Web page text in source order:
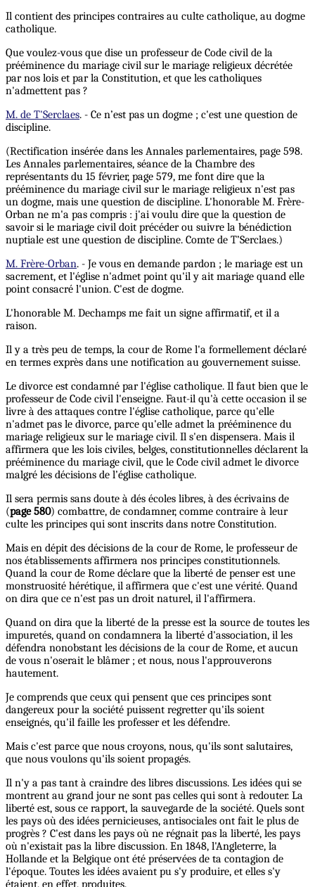
Il contient des principes contraires au culte catholique, au dogme
catholique.
Que voulez-vous que dise un professeur de Code civil de la
prééminence du mariage civil sur le mariage religieux décrétée
par nos lois et par la Constitution, et que les catholiques
n'admettent pas ?
M. de T'Serclaes. - Ce n’est pas un dogme ; c'est une question de
discipline.
(Rectification insérée dans les Annales parlementaires, page 598.
Les Annales parlementaires, séance de la Chambre des
représentants du 15 février, page 579, me font dire que la
prééminence du mariage civil sur le mariage religieux n'est pas
un dogme, mais une question de discipline. L'honorable M. Frère-
Orban ne m'a pas compris : j'ai voulu dire que la question de
savoir si le mariage civil doit précéder ou suivre la bénédiction
nuptiale est une question de discipline. Comte de T’Serclaes.)
M. Frère-Orban. - Je vous en demande pardon ; le mariage est un
sacrement, et l'église n'admet point qu'il y ait mariage quand elle
point consacré l'union. C'est de dogme.
L'honorable M. Dechamps me fait un signe affirmatif, et il a
raison.
Il y a très peu de temps, la cour de Rome l'a formellement déclaré
en termes exprès dans une notification au gouvernement suisse.
Le divorce est condamné par l'église catholique. Il faut bien que le
professeur de Code civil l'enseigne. Faut-il qu'à cette occasion il se
livre à des attaques contre l'église catholique, parce qu'elle
n'admet pas le divorce, parce qu'elle admet la prééminence du
mariage religieux sur le mariage civil. Il s'en dispensera. Mais il
affirmera que les lois civiles, belges, constitutionnelles déclarent la
prééminence du mariage civil, que le Code civil admet le divorce
malgré les décisions de l’église catholique.
Il sera permis sans doute à dés écoles libres, à des écrivains de
(page 580) combattre, de condamner, comme contraire à leur
culte les principes qui sont inscrits dans notre Constitution.
Mais en dépit des décisions de la cour de Rome, le professeur de
nos établissements affirmera nos principes constitutionnels.
Quand la cour de Rome déclare que la liberté de penser est une
monstruosité hérétique, il affirmera que c'est une vérité. Quand
on dira que ce n'est pas un droit naturel, il l'affirmera.
Quand on dira que la liberté de la presse est la source de toutes les
impuretés, quand on condamnera la liberté d'association, il les
défendra nonobstant les décisions de la cour de Rome, et aucun
de vous n'oserait le blâmer ; et nous, nous l'approuverons
hautement.
Je comprends que ceux qui pensent que ces principes sont
dangereux pour la société puissent regretter qu'ils soient
enseignés, qu'il faille les professer et les défendre.
Mais c'est parce que nous croyons, nous, qu'ils sont salutaires,
que nous voulons qu'ils soient propagés.
Il n'y a pas tant à craindre des libres discussions. Les idées qui se
montrent au grand jour ne sont pas celles qui sont à redouter. La
liberté est, sous ce rapport, la sauvegarde de la société. Quels sont
les pays où des idées pernicieuses, antisociales ont fait le plus de
progrès ? C'est dans les pays où ne régnait pas la liberté, les pays
où n'existait pas la libre discussion. En 1848, l'Angleterre, la
Hollande et la Belgique ont été préservées de ta contagion de
l'époque. Toutes les idées avaient pu s'y produire, et elles s'y
étaient, en effet, produites.